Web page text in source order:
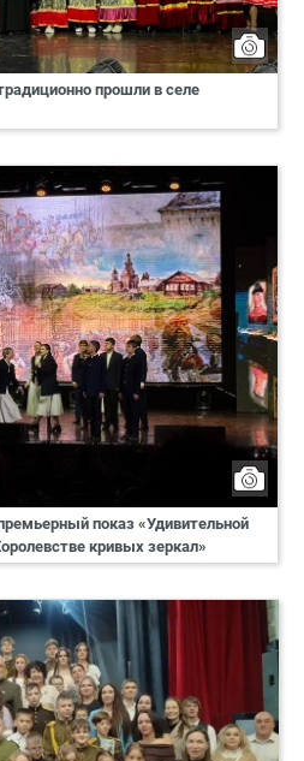
прошли в селе
показ «Удивительной
кривых зеркал»